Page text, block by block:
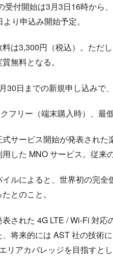
受付開始は3月3日16時から
り申込み開始予定。
は3,300円（税込）。ただ
無料となる。
30日までの新規申し込みで
フリー（端末購入時）、最
サービス開始が発表され
した MNO サービス。従来
ルによると、世界初の完
とのこと。
表された 4G LTE / Wi-Fi 対
将来的には AST 社の技術
リアカバレッジを目指すとし